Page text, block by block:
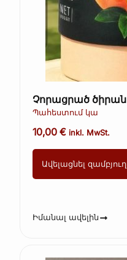
Չորացրած ծիրան
Պահեստում կա
10,00€ inkl. MwSt.
Ավելացնել
Իմանալ ավելին